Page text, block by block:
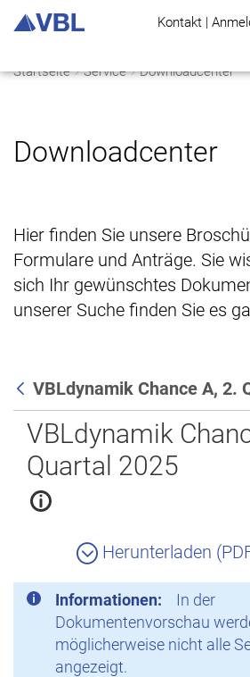
Kontakt |
Startseite Service Downloadcenter
Downloadcenter
Hier finden Sie unsere
Formulare und Anträge. Sie
sich Ihr gewünschtes
unserer Suche finden Sie es
Zurück
VBLdynamik Chance A, 2.
VBLdynamik
Quartal 2025
Herunterladen
Informationen:
In der
Dokumentenvorschau
möglicherweise nicht alle
angezeigt.